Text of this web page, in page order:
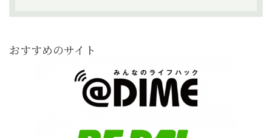
おすすめのサイト